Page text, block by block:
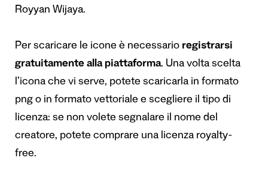
Royyan Wijaya.
Per scaricare le icone è necessario registrarsi
gratuitamente alla piattaforma. Una volta scelta
l’icona che vi serve, potete scaricarla in formato
png o in formato vettoriale e scegliere il tipo di
licenza: se non volete segnalare il nome del
creatore, potete comprare una licenza royalty-
free.